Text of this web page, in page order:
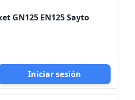
GN125 EN125 Sayto
Iniciar sesión